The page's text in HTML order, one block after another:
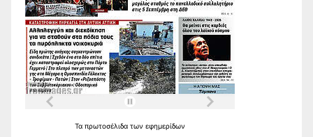
Τα πρωτοσέλιδα των εφημερίδων